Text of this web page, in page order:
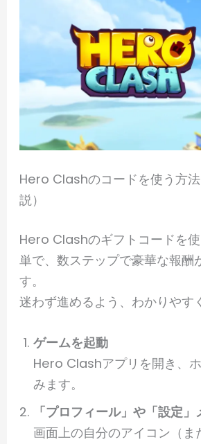
Hero Clashのコードを使う方
説）
Hero Clashのギフトコードを
単で、数ステップで豪華な報酬
す。
迷わず進めるよう、わかりやす
ゲームを起動
Hero Clashアプリを開き、
みます。
「プロフィール」や「設定
画面上の自分のアイコン（ま